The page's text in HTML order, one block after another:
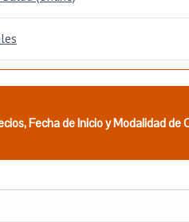
Fecha de Inicio y Modalidad de